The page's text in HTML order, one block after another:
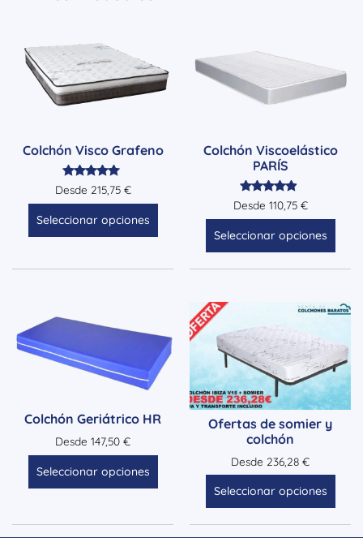
Colchón Visco Grafeno
Valorado
con
de 5
Desde 215,75 €
Seleccionar opciones
Colchón Viscoelástico
PARÍS
Valorado
con
de 5
Desde 110,75 €
Seleccionar opciones
Colchón Geriátrico HR
Desde 147,50 €
Seleccionar opciones
Ofertas de somier y
colchón
Desde 236,28 €
Seleccionar opciones